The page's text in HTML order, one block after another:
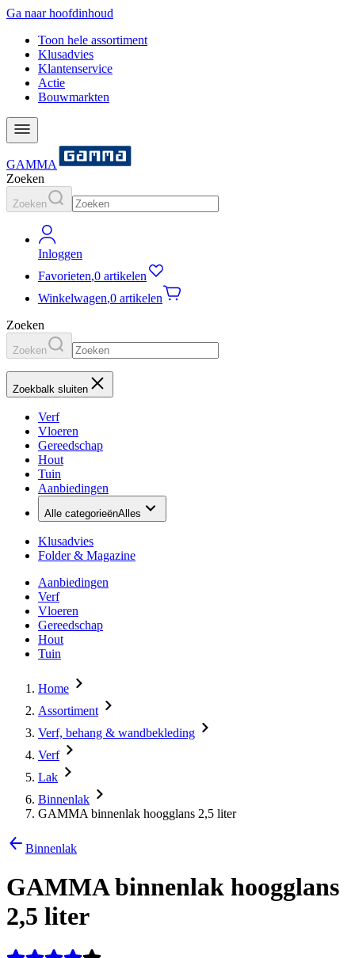
Ga naar hoofdinhoud
Toon hele assortiment
Klusadvies
Klantenservice
Actie
Bouwmarkten
GAMMA
Zoeken
Zoeken
Inloggen
Favorieten,0 artikelen
Winkelwagen,0 artikelen
Zoeken
Zoeken
Zoekbalk sluiten
Verf
Vloeren
Gereedschap
Hout
Tuin
Aanbiedingen
Alle categorieënAlles
Klusadvies
Folder & Magazine
Aanbiedingen
Verf
Vloeren
Gereedschap
Hout
Tuin
Home
Assortiment
Verf, behang & wandbekleding
Verf
Lak
Binnenlak
GAMMA binnenlak hoogglans 2,5 liter
Binnenlak
GAMMA binnenlak hoogglans
2,5 liter